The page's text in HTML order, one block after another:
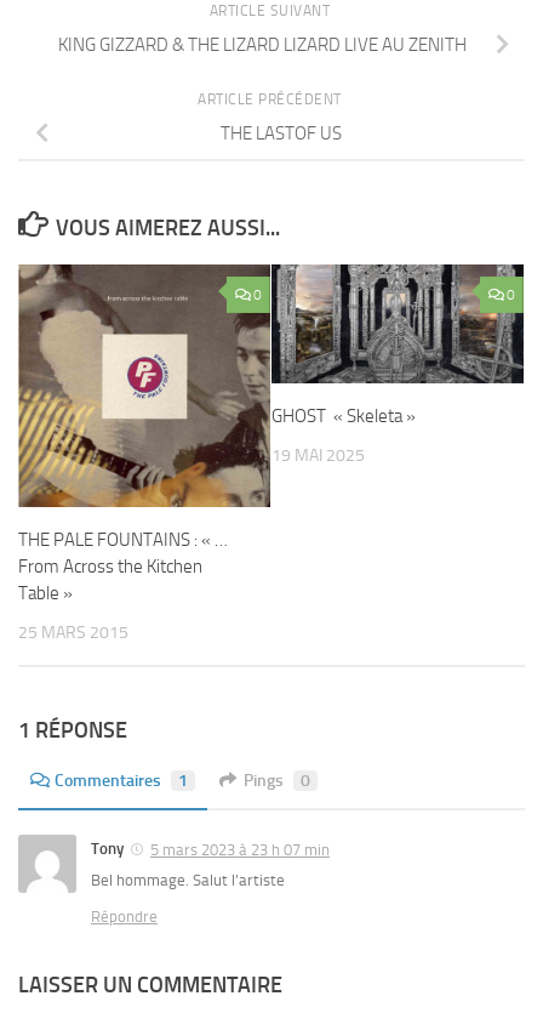
ARTICLE SUIVANT
KING GIZZARD & THE LIZARD LIZARD LIVE AU ZENITH
ARTICLE PRÉCÉDENT
THE LASTOF US
VOUS AIMEREZ AUSSI...
0
THE PALE FOUNTAINS : « …
From Across the Kitchen
Table »
25 MARS 2015
0
GHOST « Skeleta »
19 MAI 2025
1 RÉPONSE
Commentaires 1 Pings 0
Tony
5 mars 2023 à 23 h 07 min
Bel hommage. Salut l’artiste
Répondre
LAISSER UN COMMENTAIRE